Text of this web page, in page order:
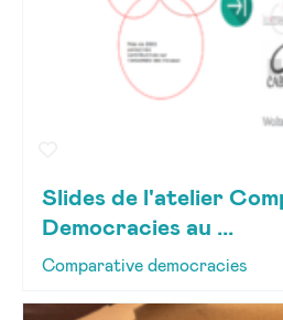
Slides de l'atelier
Democracies au ...
Comparative democracies